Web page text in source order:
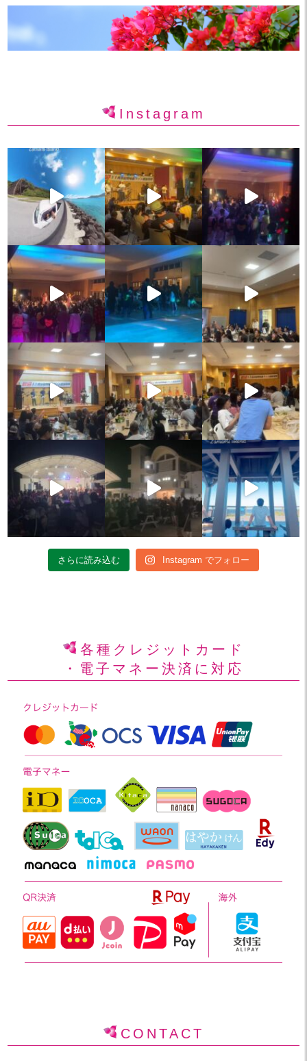
Instagram
さらに読み込む Instagram でフォロー
各種クレジットカード
・電子マネー決済に対応
CONTACT